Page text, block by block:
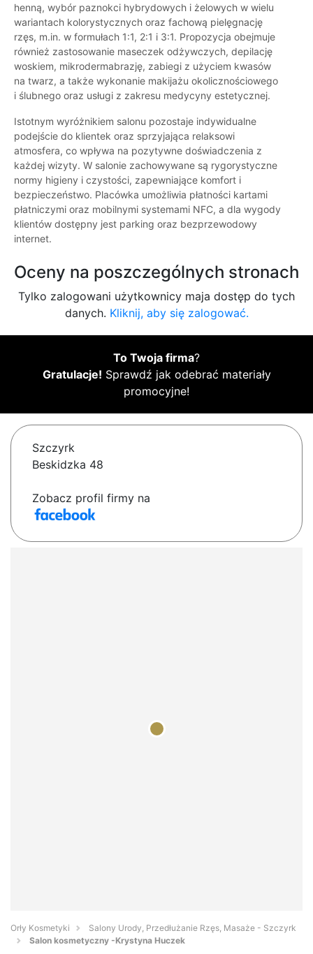
henną, wybór paznokci hybrydowych i żelowych w wielu
wariantach kolorystycznych oraz fachową pielęgnację
rzęs, m.in. w formułach 1:1, 2:1 i 3:1. Propozycja obejmuje
również zastosowanie maseczek odżywczych, depilację
woskiem, mikrodermabrazję, zabiegi z użyciem kwasów
na twarz, a także wykonanie makijażu okolicznościowego
i ślubnego oraz usługi z zakresu medycyny estetycznej.
Istotnym wyróżnikiem salonu pozostaje indywidualne
podejście do klientek oraz sprzyjająca relaksowi
atmosfera, co wpływa na pozytywne doświadczenia z
każdej wizyty. W salonie zachowywane są rygorystyczne
normy higieny i czystości, zapewniające komfort i
bezpieczeństwo. Placówka umożliwia płatności kartami
płatniczymi oraz mobilnymi systemami NFC, a dla wygody
klientów dostępny jest parking oraz bezprzewodowy
internet.
Oceny na poszczególnych stronach
Tylko zalogowani użytkownicy maja dostęp do tych
danych. Kliknij, aby się zalogować.
To Twoja firma?
Gratulacje! Sprawdź jak odebrać materiały
promocyjne!
Szczyrk
Beskidzka 48
Zobacz profil firmy na
Orły Kosmetyki
Salony Urody, Przedłużanie Rzęs, Masaże - Szczyrk
Salon kosmetyczny -Krystyna Huczek